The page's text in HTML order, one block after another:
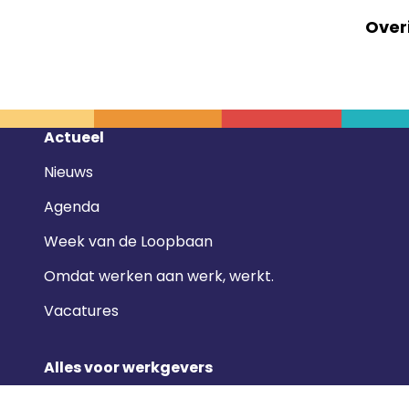
Footer
Actueel
Nieuws
Agenda
Week van de Loopbaan
Omdat werken aan werk, werkt.
Vacatures
Alles voor werkgevers